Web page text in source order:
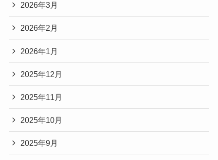
2026年3月
2026年2月
2026年1月
2025年12月
2025年11月
2025年10月
2025年9月